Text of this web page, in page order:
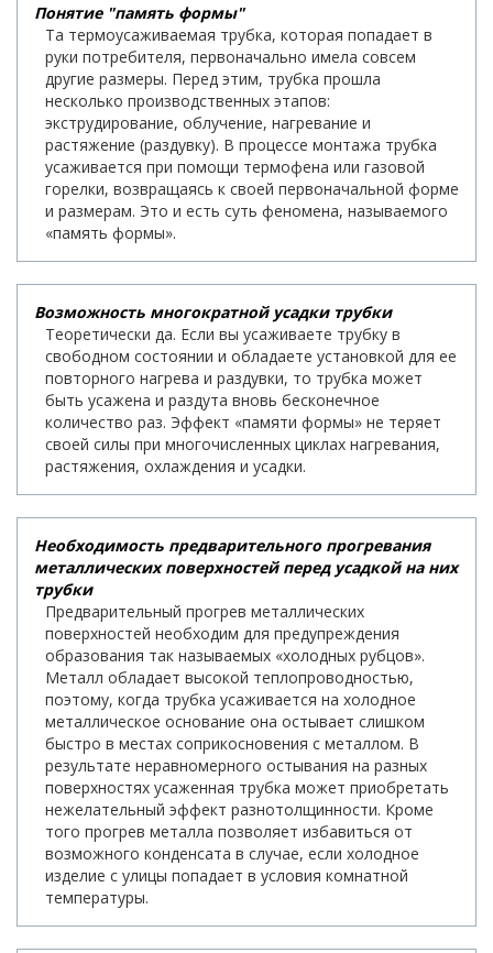
Понятие "память формы"
Та термоусаживаемая трубка, которая попадает в
руки потребителя, первоначально имела совсем
другие размеры. Перед этим, трубка прошла
несколько производственных этапов:
экструдирование, облучение, нагревание и
растяжение (раздувку). В процессе монтажа трубка
усаживается при помощи термофена или газовой
горелки, возвращаясь к своей первоначальной форме
и размерам. Это и есть суть феномена, называемого
«память формы».
Возможность многократной усадки трубки
Теоретически да. Если вы усаживаете трубку в
свободном состоянии и обладаете установкой для ее
повторного нагрева и раздувки, то трубка может
быть усажена и раздута вновь бесконечное
количество раз. Эффект «памяти формы» не теряет
своей силы при многочисленных циклах нагревания,
растяжения, охлаждения и усадки.
Необходимость предварительного прогревания
металлических поверхностей перед усадкой на них
трубки
Предварительный прогрев металлических
поверхностей необходим для предупреждения
образования так называемых «холодных рубцов».
Металл обладает высокой теплопроводностью,
поэтому, когда трубка усаживается на холодное
металлическое основание она остывает слишком
быстро в местах соприкосновения с металлом. В
результате неравномерного остывания на разных
поверхностях усаженная трубка может приобретать
нежелательный эффект разнотолщинности. Кроме
того прогрев металла позволяет избавиться от
возможного конденсата в случае, если холодное
изделие с улицы попадает в условия комнатной
температуры.